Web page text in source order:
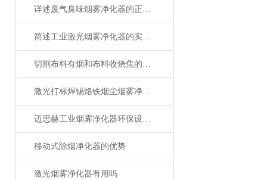
详述废气臭味烟雾净化器的正确操作使用方法
简述工业激光烟雾净化器的实用操作建议
切割布料有烟和布料收烧焦的味道怎么解决
激光打标焊锡烙铁烟尘烟雾净化器的作用-迈思赫烟雾净化器
迈思赫工业烟雾净化器环保设备-专注生产环保设备
移动式除烟净化器的优势
激光烟雾净化器有用吗